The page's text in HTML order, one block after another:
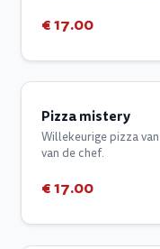
€ 17.00
Pizza mistery
Willekeurige pizza
van de chef.
€ 17.00